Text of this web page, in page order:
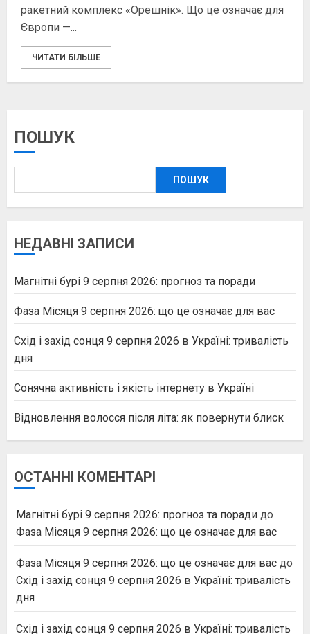
ракетний комплекс «Орешнік». Що це означає для
Європи —...
ЧИТАТИ БІЛЬШЕ
ПОШУК
ПОШУК
НЕДАВНІ ЗАПИСИ
Магнітні бурі 9 серпня 2026: прогноз та поради
Фаза Місяця 9 серпня 2026: що це означає для вас
Схід і захід сонця 9 серпня 2026 в Україні: тривалість
дня
Сонячна активність і якість інтернету в Україні
Відновлення волосся після літа: як повернути блиск
ОСТАННІ КОМЕНТАРІ
Магнітні бурі 9 серпня 2026: прогноз та поради до
Фаза Місяця 9 серпня 2026: що це означає для вас
Фаза Місяця 9 серпня 2026: що це означає для вас до
Схід і захід сонця 9 серпня 2026 в Україні: тривалість
дня
Схід і захід сонця 9 серпня 2026 в Україні: тривалість